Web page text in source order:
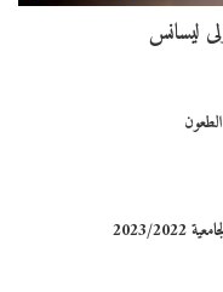
ليسانس
2022